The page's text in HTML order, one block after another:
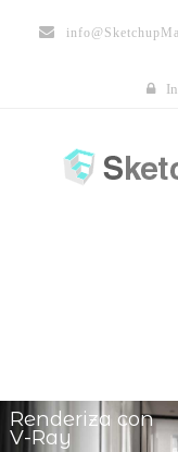
info@
Renderiza con
V-Ray